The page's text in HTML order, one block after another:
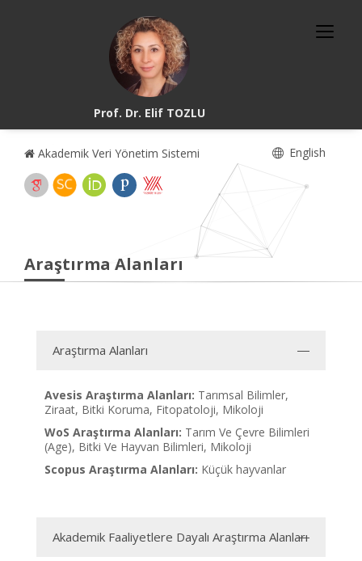
Prof. Dr. Elif TOZLU
Akademik Veri Yönetim Sistemi English
Araştırma Alanları
Araştırma Alanları
Avesis Araştırma Alanları: Tarımsal Bilimler,
Ziraat, Bitki Koruma, Fitopatoloji, Mikoloji
WoS Araştırma Alanları: Tarım Ve Çevre Bilimleri
(Age), Bitki Ve Hayvan Bilimleri, Mikoloji
Scopus Araştırma Alanları: Küçük hayvanlar
Akademik Faaliyetlere Dayalı Araştırma Alanları